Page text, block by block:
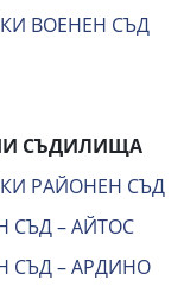
ВОЕНЕН СЪД
СЪДИЛИЩА
РАЙОНЕН СЪД
СЪД – АЙТОС
СЪД – АРДИНО